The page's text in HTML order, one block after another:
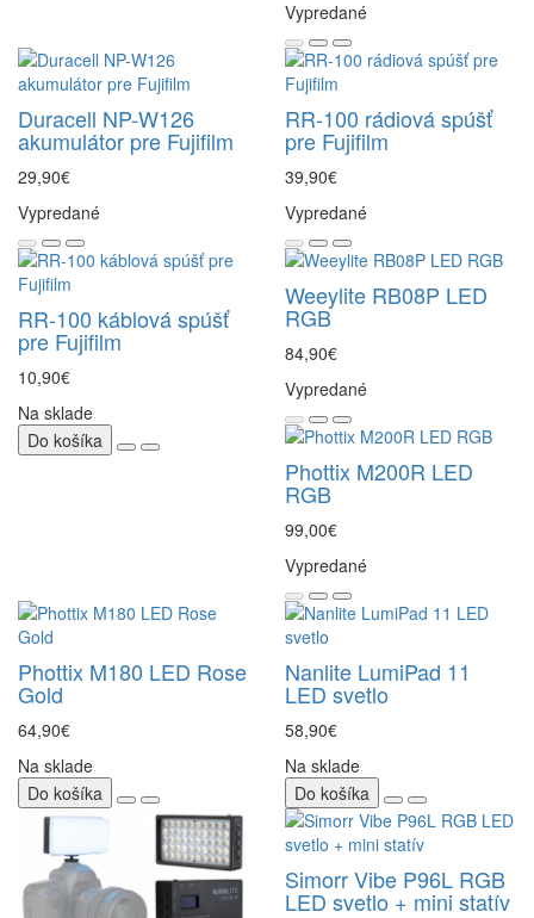
Vypredané
Duracell NP-W126
akumulátor pre Fujifilm
29,90€
Vypredané
RR-100 rádiová spúšť
pre Fujifilm
39,90€
Vypredané
RR-100 káblová spúšť
pre Fujifilm
10,90€
Na sklade
Do košíka
Weeylite RB08P LED
RGB
84,90€
Vypredané
Phottix M200R LED
RGB
99,00€
Vypredané
Phottix M180 LED Rose
Gold
64,90€
Na sklade
Do košíka
Nanlite LumiPad 11
LED svetlo
58,90€
Na sklade
Do košíka
Simorr Vibe P96L RGB
LED svetlo + mini statív